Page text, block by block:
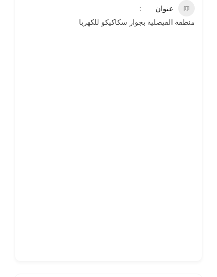
عنوان
منطقة الفيصلية بجوار سكاكيكو للكهربا